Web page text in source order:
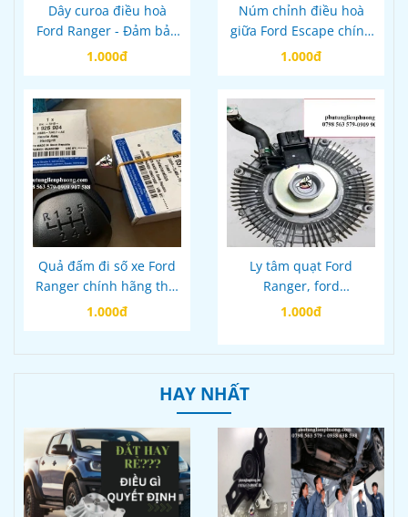
Dây curoa điều hoà
Ford Ranger - Đảm bảo
hiệu suất làm mát tốt
1.000đ
Núm chỉnh điều hoà
giữa Ford Escape chính
hãng mã V4861197A
1.000đ
Quả đấm đi số xe Ford
Ranger chính hãng thái
lan mã DB3R7J407AE
1.000đ
Ly tâm quạt Ford
Ranger, ford
everestmazda bt50
1.000đ
HAY NHẤT